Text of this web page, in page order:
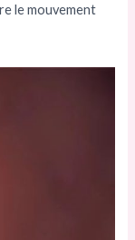
le mouvement